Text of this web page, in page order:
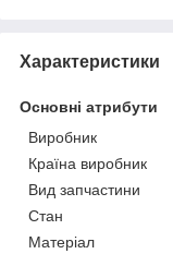
Характеристики
Основні атрибути
Виробник
Країна виробник
Вид запчастини
Стан
Матеріал